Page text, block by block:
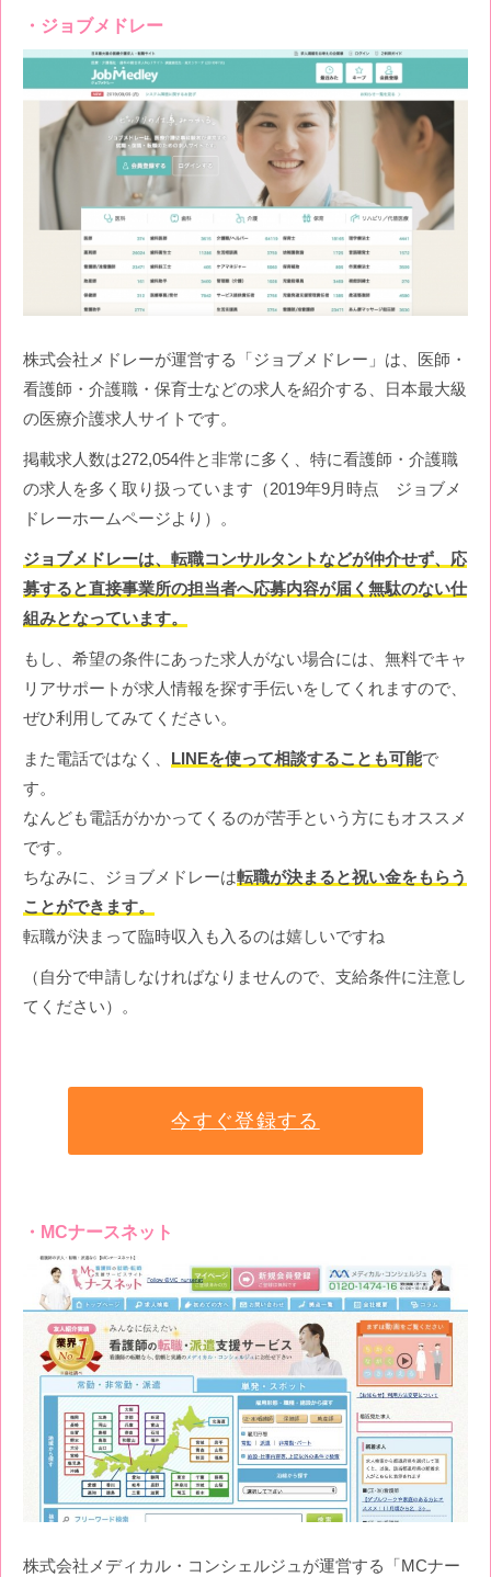
ジョブメドレー
株式会社メドレーが運営する「ジョブメドレー」は、医師・
看護師・介護職・保育士などの求人を紹介する、日本最大級
の医療介護求人サイトです。
掲載求人数は272,054件と非常に多く、特に看護師・介護職
の求人を多く取り扱っています（2019年9月時点 ジョブメ
ドレーホームページより）。
ジョブメドレーは、転職コンサルタントなどが仲介せず、応
募すると直接事業所の担当者へ応募内容が届く無駄のない仕
組みとなっています。
もし、希望の条件にあった求人がない場合には、無料でキャ
リアサポートが求人情報を探す手伝いをしてくれますので、
ぜひ利用してみてください。
また電話ではなく、 LINEを使って相談することも可能で
す。
なんども電話がかかってくるのが苦手という方にもオススメ
です。
ちなみに、ジョブメドレーは転職が決まると祝い金をもらう
ことができます。
転職が決まって臨時収入も入るのは嬉しいですね
（自分で申請しなければなりませんので、支給条件に注意し
てください）。
今すぐ登録する
MCナースネット
株式会社メディカル・コンシェルジュが運営する「MCナー